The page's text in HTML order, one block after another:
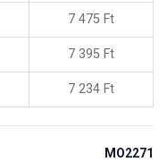
7 475 Ft
7 395 Ft
7 234 Ft
MO2271